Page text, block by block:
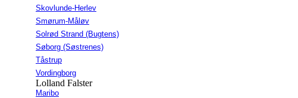
Skovlunde-Herlev
Smørum-Måløv
Solrød Strand (Bugtens)
Søborg (Søstrenes)
Tåstrup
Vordingborg
Lolland Falster
Maribo